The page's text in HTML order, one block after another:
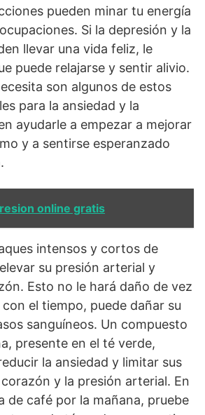
pueden minar tu energía
Si la depresión y la
llevar una vida feliz, le
puede relajarse y sentir alivio.
son algunos de estos
para la ansiedad y la
ayudarle a empezar a mejorar
y a sentirse esperanzado
online gratis
intensos y cortos de
su presión arterial y
Esto no le hará daño de vez
el tiempo, puede dañar su
sanguíneos. Un compuesto
presente en el té verde,
la ansiedad y limitar sus
y la presión arterial. En
de café por la mañana, pruebe